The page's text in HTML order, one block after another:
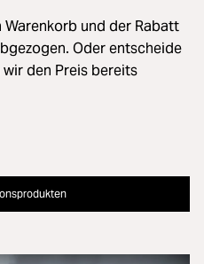
und der Rabatt
Oder entscheide
den Preis bereits